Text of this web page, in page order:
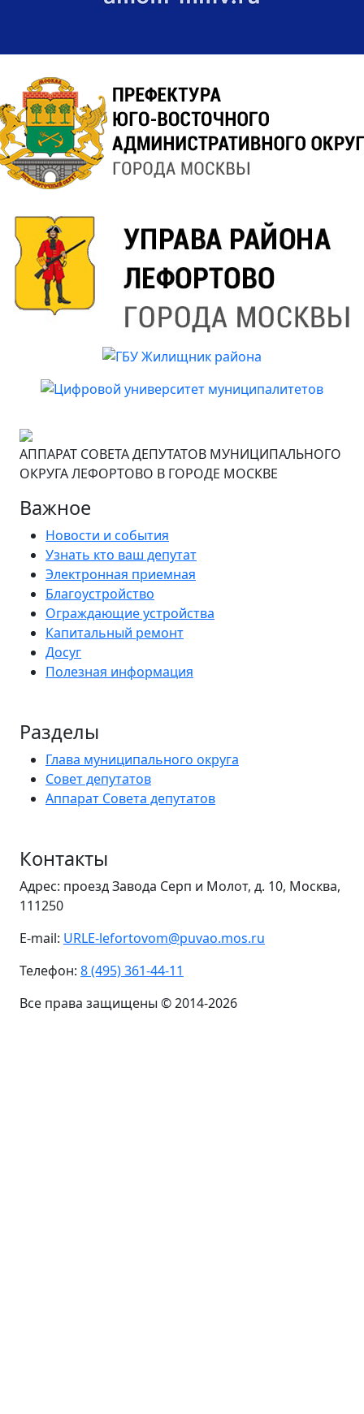
АППАРАТ СОВЕТА ДЕПУТАТОВ МУНИЦИПАЛЬНОГО
ОКРУГА ЛЕФОРТОВО В ГОРОДЕ МОСКВЕ
Важное
Новости и события
Узнать кто ваш депутат
Электронная приемная
Благоустройство
Ограждающие устройства
Капитальный ремонт
Досуг
Полезная информация
Разделы
Глава муниципального округа
Совет депутатов
Аппарат Совета депутатов
Контакты
Адрес: проезд Завода Серп и Молот, д. 10, Москва,
111250
E-mail: URLE-lefortovom@puvao.mos.ru
Телефон: 8 (495) 361-44-11
Все права защищены © 2014-2026